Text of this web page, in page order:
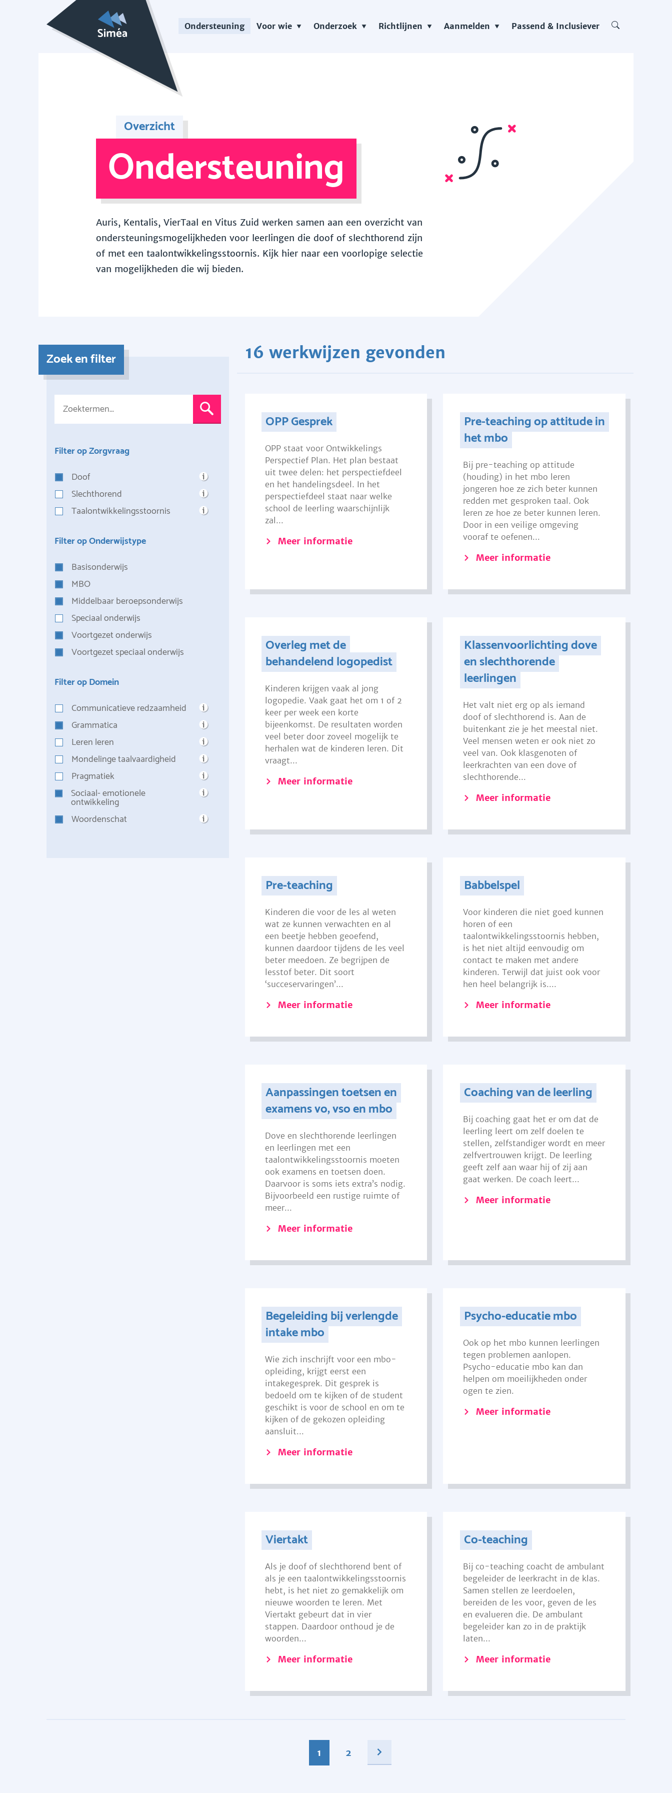
Ondersteuning Voor wie Onderzoek Richtlijnen Aanmelden Passend & Inclusiever
Overzicht
Ondersteuning
Auris, Kentalis, VierTaal en Vitus Zuid werken samen aan een overzicht van
ondersteuningsmogelijkheden voor leerlingen die doof of slechthorend zijn
of met een taalontwikkelingsstoornis. Kijk hier naar een voorlopige selectie
van mogelijkheden die wij bieden.
Zoek en filter
Filter op Zorgvraag
Doof
Slechthorend
Taalontwikkelingsstoornis
Filter op Onderwijstype
Basisonderwijs
MBO
Middelbaar beroepsonderwijs
Speciaal onderwijs
Voortgezet onderwijs
Voortgezet speciaal onderwijs
Filter op Domein
Communicatieve redzaamheid
Grammatica
Leren leren
Mondelinge taalvaardigheid
Pragmatiek
Sociaal- emotionele
ontwikkeling
Woordenschat
16 werkwijzen gevonden
OPP Gesprek
OPP staat voor Ontwikkelings
Perspectief Plan. Het plan bestaat
uit twee delen: het perspectiefdeel
en het handelingsdeel. In het
perspectiefdeel staat naar welke
school de leerling waarschijnlijk
zal...
Meer informatie
Pre-teaching op attitude in
het mbo
Bij pre-teaching op attitude
(houding) in het mbo leren
jongeren hoe ze zich beter kunnen
redden met gesproken taal. Ook
leren ze hoe ze beter kunnen leren.
Door in een veilige omgeving
vooraf te oefenen...
Meer informatie
Overleg met de
behandelend logopedist
Kinderen krijgen vaak al jong
logopedie. Vaak gaat het om 1 of 2
keer per week een korte
bijeenkomst. De resultaten worden
veel beter door zoveel mogelijk te
herhalen wat de kinderen leren. Dit
vraagt...
Meer informatie
Klassenvoorlichting dove
en slechthorende
leerlingen
Het valt niet erg op als iemand
doof of slechthorend is. Aan de
buitenkant zie je het meestal niet.
Veel mensen weten er ook niet zo
veel van. Ook klasgenoten of
leerkrachten van een dove of
slechthorende...
Meer informatie
Pre-teaching
Kinderen die voor de les al weten
wat ze kunnen verwachten en al
een beetje hebben geoefend,
kunnen daardoor tijdens de les veel
beter meedoen. Ze begrijpen de
lesstof beter. Dit soort
‘succeservaringen’...
Meer informatie
Babbelspel
Voor kinderen die niet goed kunnen
horen of een
taalontwikkelingsstoornis hebben,
is het niet altijd eenvoudig om
contact te maken met andere
kinderen. Terwijl dat juist ook voor
hen heel belangrijk is....
Meer informatie
Aanpassingen toetsen en
examens vo, vso en mbo
Dove en slechthorende leerlingen
en leerlingen met een
taalontwikkelingsstoornis moeten
ook examens en toetsen doen.
Daarvoor is soms iets extra’s nodig.
Bijvoorbeeld een rustige ruimte of
meer...
Meer informatie
Coaching van de leerling
Bij coaching gaat het er om dat de
leerling leert om zelf doelen te
stellen, zelfstandiger wordt en meer
zelfvertrouwen krijgt. De leerling
geeft zelf aan waar hij of zij aan
gaat werken. De coach leert...
Meer informatie
Begeleiding bij verlengde
intake mbo
Wie zich inschrijft voor een mbo-
opleiding, krijgt eerst een
intakegesprek. Dit gesprek is
bedoeld om te kijken of de student
geschikt is voor de school en om te
kijken of de gekozen opleiding
aansluit...
Meer informatie
Psycho-educatie mbo
Ook op het mbo kunnen leerlingen
tegen problemen aanlopen.
Psycho-educatie mbo kan dan
helpen om moeilijkheden onder
ogen te zien.
Meer informatie
Viertakt
Als je doof of slechthorend bent of
als je een taalontwikkelingsstoornis
hebt, is het niet zo gemakkelijk om
nieuwe woorden te leren. Met
Viertakt gebeurt dat in vier
stappen. Daardoor onthoud je de
woorden...
Meer informatie
Co-teaching
Bij co-teaching coacht de ambulant
begeleider de leerkracht in de klas.
Samen stellen ze leerdoelen,
bereiden de les voor, geven de les
en evalueren die. De ambulant
begeleider kan zo in de praktijk
laten...
Meer informatie
1 2